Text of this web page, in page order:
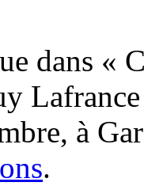
dans «
à
.